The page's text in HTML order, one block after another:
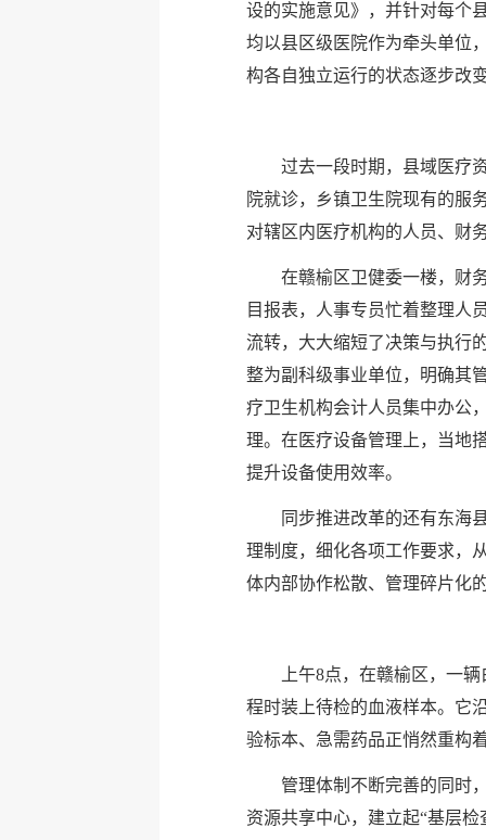
设的实施意见》，并针对每个
均以县区级医院作为牵头单位
构各自独立运行的状态逐步改
过去一段时期，县域医疗
院就诊，乡镇卫生院现有的服
对辖区内医疗机构的人员、财
在赣榆区卫健委一楼，财
目报表，人事专员忙着整理人
流转，大大缩短了决策与执行
整为副科级事业单位，明确其
疗卫生机构会计人员集中办公
理。在医疗设备管理上，当地
提升设备使用效率。
同步推进改革的还有东海
理制度，细化各项工作要求，
体内部协作松散、管理碎片化
上午8点，在赣榆区，一
程时装上待检的血液样本。它
验标本、急需药品正悄然重构
管理体制不断完善的同时
资源共享中心，建立起“基层